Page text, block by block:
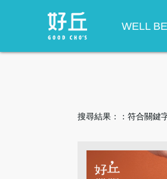
WELL
搜尋結果： ：符合關鍵